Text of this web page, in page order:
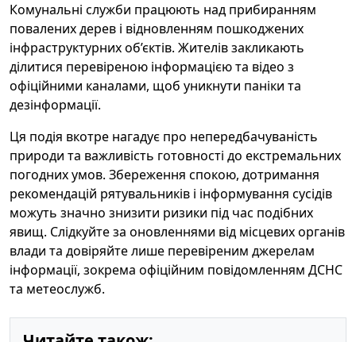
Комунальні служби працюють над прибиранням
повалених дерев і відновленням пошкоджених
інфраструктурних об’єктів. Жителів закликають
ділитися перевіреною інформацією та відео з
офіційними каналами, щоб уникнути паніки та
дезінформації.
Ця подія вкотре нагадує про непередбачуваність
природи та важливість готовності до екстремальних
погодних умов. Збереження спокою, дотримання
рекомендацій рятувальників і інформування сусідів
можуть значно знизити ризики під час подібних
явищ. Слідкуйте за оновленнями від місцевих органів
влади та довіряйте лише перевіреним джерелам
інформації, зокрема офіційним повідомленням ДСНС
та метеослужб.